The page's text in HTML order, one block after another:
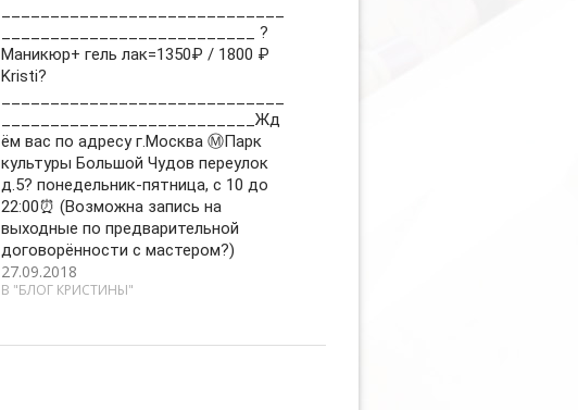
__________________________ ?
Маникюр+ гель лак=1350₽ / 1800 ₽
Kristi?
__________________________Жд
ём вас по адресу г.Москва Ⓜ️Парк
культуры Большой Чудов переулок
д.5? понедельник-пятница, с 10 до
22:00⏰ (Возможна запись на
выходные по предварительной
договорённости с мастером?)
27.09.2018
В "БЛОГ КРИСТИНЫ"